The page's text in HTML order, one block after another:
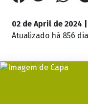
02 de April de 2024 |
Atualizado há 856